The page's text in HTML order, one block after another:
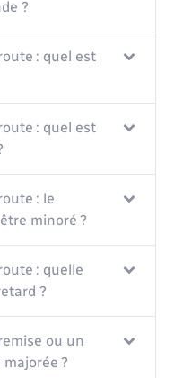
?
: quel est
: quel est
: le
minoré ?
: quelle
?
ou un
?